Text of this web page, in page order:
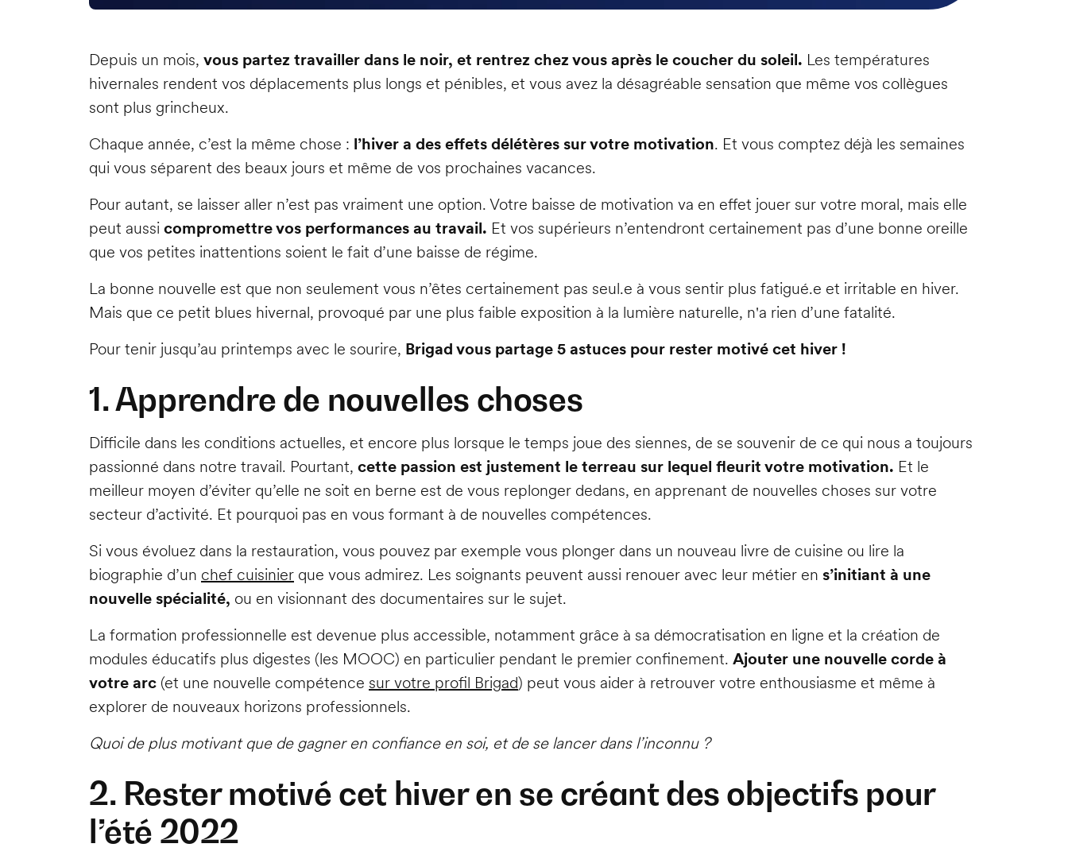
Depuis un mois, vous partez travailler dans le noir, et rentrez chez vous après le coucher du soleil. Les températures
hivernales rendent vos déplacements plus longs et pénibles, et vous avez la désagréable sensation que même vos collègues
sont plus grincheux.
Chaque année, c’est la même chose : l’hiver a des effets délétères sur votre motivation. Et vous comptez déjà les semaines
qui vous séparent des beaux jours et même de vos prochaines vacances.
Pour autant, se laisser aller n’est pas vraiment une option. Votre baisse de motivation va en effet jouer sur votre moral, mais elle
peut aussi compromettre vos performances au travail. Et vos supérieurs n’entendront certainement pas d’une bonne oreille
que vos petites inattentions soient le fait d’une baisse de régime.
La bonne nouvelle est que non seulement vous n’êtes certainement pas seul.e à vous sentir plus fatigué.e et irritable en hiver.
Mais que ce petit blues hivernal, provoqué par une plus faible exposition à la lumière naturelle, n'a rien d’une fatalité.
Pour tenir jusqu’au printemps avec le sourire, Brigad vous partage 5 astuces pour rester motivé cet hiver !
1. Apprendre de nouvelles choses
Difficile dans les conditions actuelles, et encore plus lorsque le temps joue des siennes, de se souvenir de ce qui nous a toujours
passionné dans notre travail. Pourtant, cette passion est justement le terreau sur lequel fleurit votre motivation. Et le
meilleur moyen d’éviter qu’elle ne soit en berne est de vous replonger dedans, en apprenant de nouvelles choses sur votre
secteur d’activité. Et pourquoi pas en vous formant à de nouvelles compétences.
Si vous évoluez dans la restauration, vous pouvez par exemple vous plonger dans un nouveau livre de cuisine ou lire la
biographie d’un chef cuisinier que vous admirez. Les soignants peuvent aussi renouer avec leur métier en s’initiant à une
nouvelle spécialité, ou en visionnant des documentaires sur le sujet.
La formation professionnelle est devenue plus accessible, notamment grâce à sa démocratisation en ligne et la création de
modules éducatifs plus digestes (les MOOC) en particulier pendant le premier confinement. Ajouter une nouvelle corde à
votre arc (et une nouvelle compétence sur votre profil Brigad) peut vous aider à retrouver votre enthousiasme et même à
explorer de nouveaux horizons professionnels.
Quoi de plus motivant que de gagner en confiance en soi, et de se lancer dans l’inconnu ?
2. Rester motivé cet hiver en se créant des objectifs pour
l’été 2022